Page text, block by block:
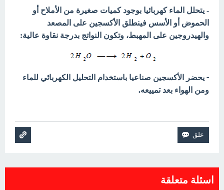
- يتحلل الماء كهربائيا بوجود كميات صغيرة من الأملاح أو
الحموض أو الأسس فينطلق الأكسجين على المصعد
والهيدروجين على المهبط، وتكون النواتج بدرجة نقاوة عالية:
- يحضر الأكسجين صناعيا باستخدام التحليل الكهربائي للماء
ومن الهواء بعد تمييعه.
اسئلة متعلقة